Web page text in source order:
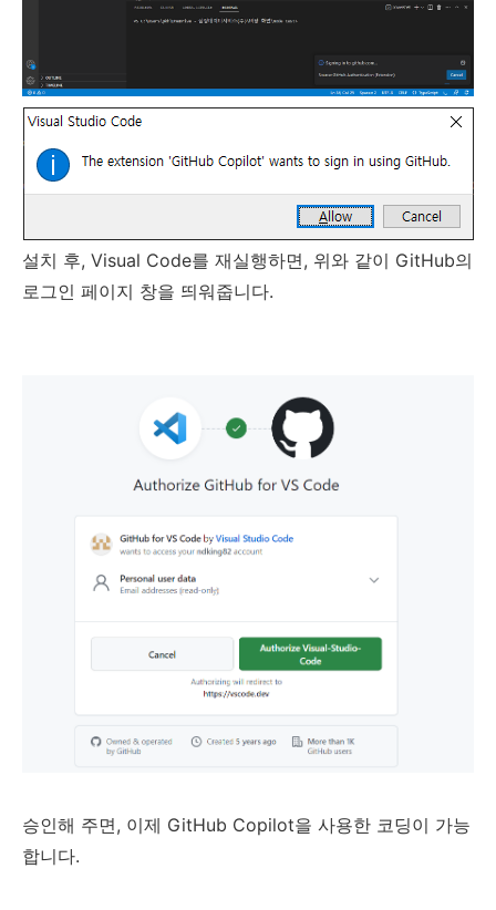
설치 후, Visual Code를 재실행하면, 위와 같이 GitHub의
로그인 페이지 창을 띄워줍니다.
승인해 주면, 이제 GitHub Copilot을 사용한 코딩이 가능
합니다.